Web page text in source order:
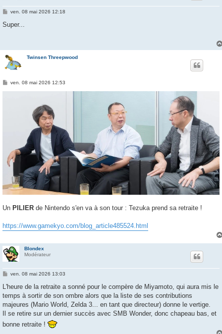
M
s
s
ven. 08 mai 2026 12:18
Super...
Twinsen Threepwood
Mven. 08 mai 2026 12:53
Un PILIER de Nintendo s'en va à son tour : Tezuka prend sa retraite !
https://www.gamekyo.com/blog_article485524.html
Blondex
Modérateur
M
s
a
g
e
ven. 08 mai 2026 13:03
L'heure de la retraite a sonné pour le compère de Miyamoto, qui aura mis le
temps à sortir de son ombre alors que la liste de ses contributions
majeures (Mario World, Zelda 3... en tant que directeur) donne le vertige.
Il se retire sur un dernier succès avec SMB Wonder, donc chapeau bas, et
bonne retraite !